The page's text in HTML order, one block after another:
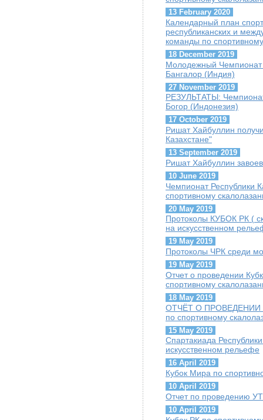
13 February 2020
Календарный план
республиканских и
команды по
18 December 2019
Молодежный Чемпионат
Бангалор (Индия)
27 November 2019
РЕЗУЛЬТАТЫ:
Богор (Индонезия)
17 October 2019
Ришат Хайбуллин
Казахстане"
13 September 2019
Ришат Хайбуллин
10 June 2019
Чемпионат Республики
спортивному
20 May 2019
Протоколы КУБОК РК (
на искусственном
19 May 2019
Протоколы ЧРК среди
19 May 2019
Отчет о проведении
спортивному
18 May 2019
ОТЧЁТ О ПРОВЕДЕНИИ
по спортивному
15 May 2019
Спартакиада
искусственном рельефе
16 April 2019
Кубок Мира по
10 April 2019
Отчет по проведению
10 April 2019